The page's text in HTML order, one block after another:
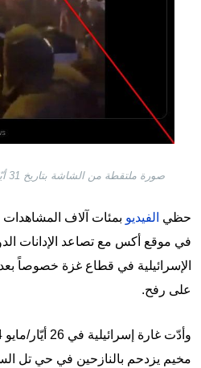
صورة ملتقطة من الشاشة بتاريخ 31 أيّار/مايو 2024 عن موقع أكس
حظي الفيديو بمئات آلاف
في موقع أكس مع تصاعد الإدانات
الإسرائيلية في قطاع غزة خصوصاً بعد
على رفح.
مخيم يزدحم بالنازحين في حي تل